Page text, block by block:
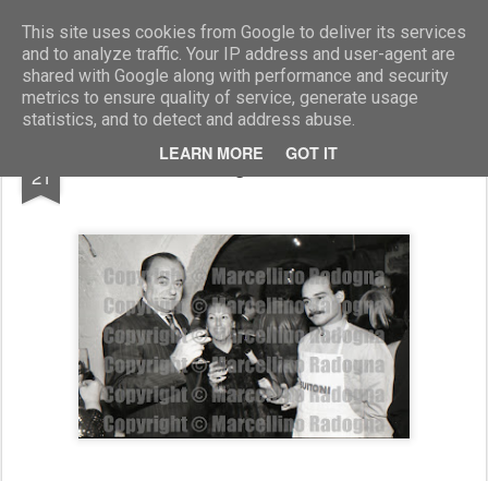
This site uses cookies from Google to deliver its services
and to analyze traffic. Your IP address and user-agent are
shared with Google along with performance and security
metrics to ensure quality of service, generate usage
statistics, and to detect and address abuse.
LEARN MORE GOT IT
Marcellino Radogna - Fotonotizie per la stampa
21 Arrigo Petacco